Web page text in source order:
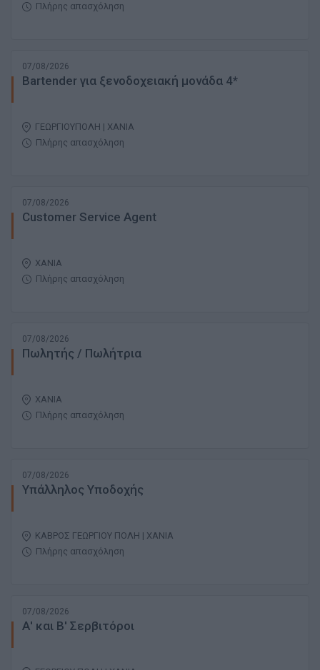
Πλήρης απασχόληση
07/08/2026
Bartender για ξενοδοχειακή μονάδα 4*
ΓΕΩΡΓΙΟΥΠΟΛΗ | ΧΑΝΙΑ
Πλήρης απασχόληση
07/08/2026
Customer Service Agent
ΧΑΝΙΑ
Πλήρης απασχόληση
07/08/2026
Πωλητής / Πωλήτρια
ΧΑΝΙΑ
Πλήρης απασχόληση
07/08/2026
Υπάλληλος Υποδοχής
ΚΑΒΡΟΣ ΓΕΩΡΓΙΟΥ ΠΟΛΗ | ΧΑΝΙΑ
Πλήρης απασχόληση
07/08/2026
Α' και Β' Σερβιτόροι